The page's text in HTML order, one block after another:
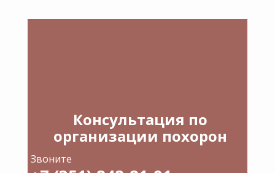
Консультация по
организации похорон
Звоните